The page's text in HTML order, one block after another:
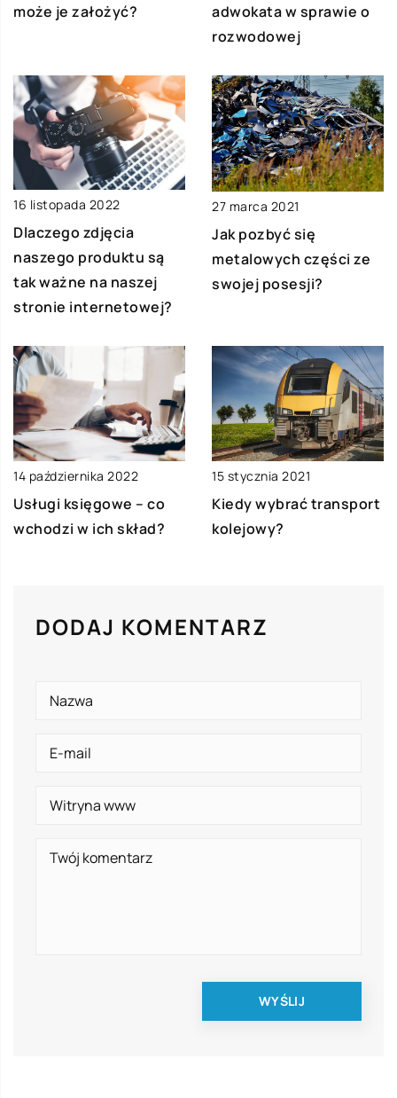
może je założyć?
adwokata w sprawie o
rozwodowej
16 listopada 2022
Dlaczego zdjęcia
naszego produktu są
tak ważne na naszej
stronie internetowej?
27 marca 2021
Jak pozbyć się
metalowych części ze
swojej posesji?
14 października 2022
Usługi księgowe – co
wchodzi w ich skład?
15 stycznia 2021
Kiedy wybrać transport
kolejowy?
DODAJ KOMENTARZ